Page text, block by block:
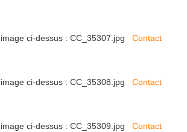
ci-dessus : CC_35307.jpg Contact
ci-dessus : CC_35308.jpg Contact
ci-dessus : CC_35309.jpg Contact